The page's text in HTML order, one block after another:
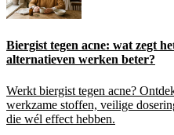
Biergist tegen acne: wat zegt
alternatieven werken beter?
Werkt biergist tegen acne?
werkzame stoffen, veilige
die wél effect hebben.